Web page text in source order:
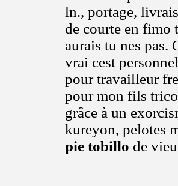
ln., portage,
de courte en fimo
aurais tu nes pas.
vrai cest
pour travailleur
pour mon fils
grâce à un
kureyon, pelotes
pie tobillo de